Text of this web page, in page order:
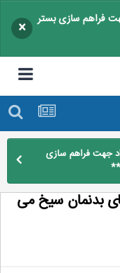
سازی بستر
×
فراهم سازی
بدنمان سیخ می